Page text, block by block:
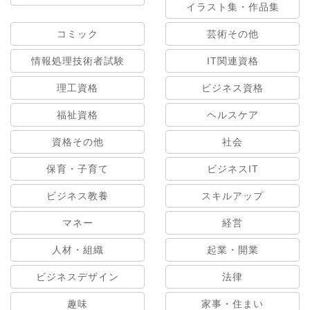
イラスト集・作品集
コミック 芸術その他
情報処理技術者試験 IT関連資格
理工資格 ビジネス資格
福祉資格 ヘルスケア
資格その他 社会
保育・子育て ビジネスIT
ビジネス教養 スキルアップ
マネー 経営
人材・組織 起業・開業
ビジネスデザイン 法律
趣味 家事・住まい